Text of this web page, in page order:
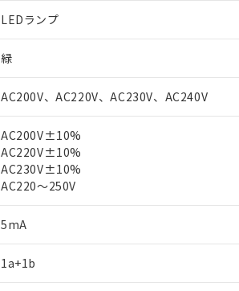
LEDランプ
緑
AC200V、AC220V、AC230V、AC240V
AC200V±10%
AC220V±10%
AC230V±10%
AC220～250V
5mA
1a+1b
ご利用条件
以下の条件をお読みいただき、同意のう
※1 対応状況
対応済み：EU RoHS指令（10物質）
対応予定：EU RoHS指令（10物質）の非
非該当品：ライセンス料など無形物で、
仕入先様の事情により、非含有部品とし
があります。
※1 中国RoHS○×表